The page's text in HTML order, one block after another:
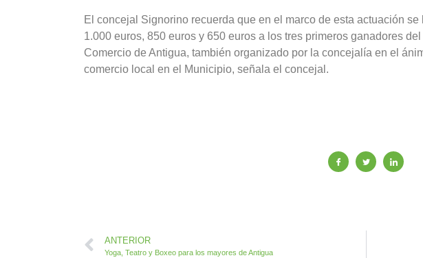
El concejal Signorino recuerda que en el marco de esta actuación
1.000 euros, 850 euros y 650 euros a los tres primeros ganadores
Comercio de Antigua, también organizado por la concejalía en el
comercio local en el Municipio, señala el concejal.
ANTERIOR
Yoga, Teatro y Boxeo para los mayores de Antigua